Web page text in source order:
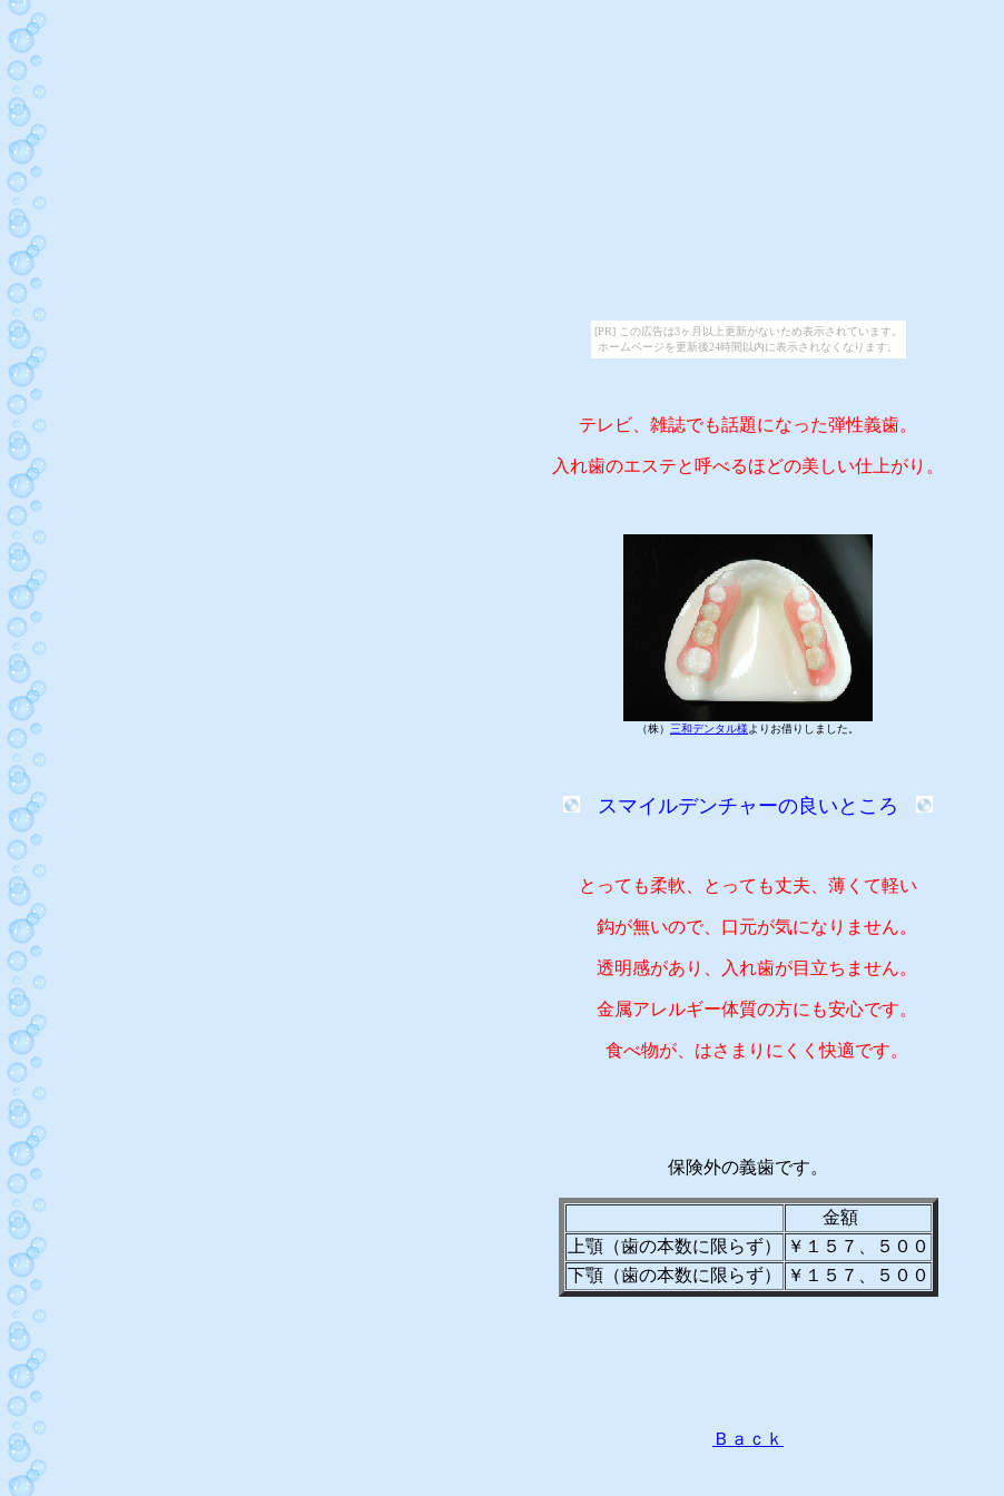
[PR] この広告は3ヶ月以上更新がないため表示されています。
ホームページを更新後24時間以内に表示されなくなります。
テレビ、雑誌でも話題になった弾性義歯。
入れ歯のエステと呼べるほどの美しい仕上がり。
（株） 三和デンタル様よりお借りしました。
スマイルデンチャーの良いところ
とっても柔軟、とっても丈夫、薄くて軽い
鈎が無いので、口元が気になりません。
透明感があり、入れ歯が目立ちません。
金属アレルギー体質の方にも安心です。
食べ物が、はさまりにくく快適です。
保険外の義歯です。
金額
上顎（歯の本数に限らず）
￥１５７、５００
下顎（歯の本数に限らず）
￥１５７、５００
Ｂａｃｋ